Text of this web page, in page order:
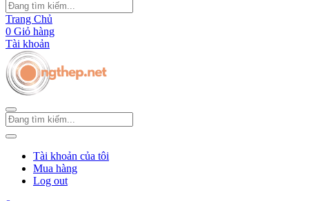
Trang Chủ
0 Giỏ hàng
Tài khoản
Tài khoản của tôi
Mua hàng
Log out